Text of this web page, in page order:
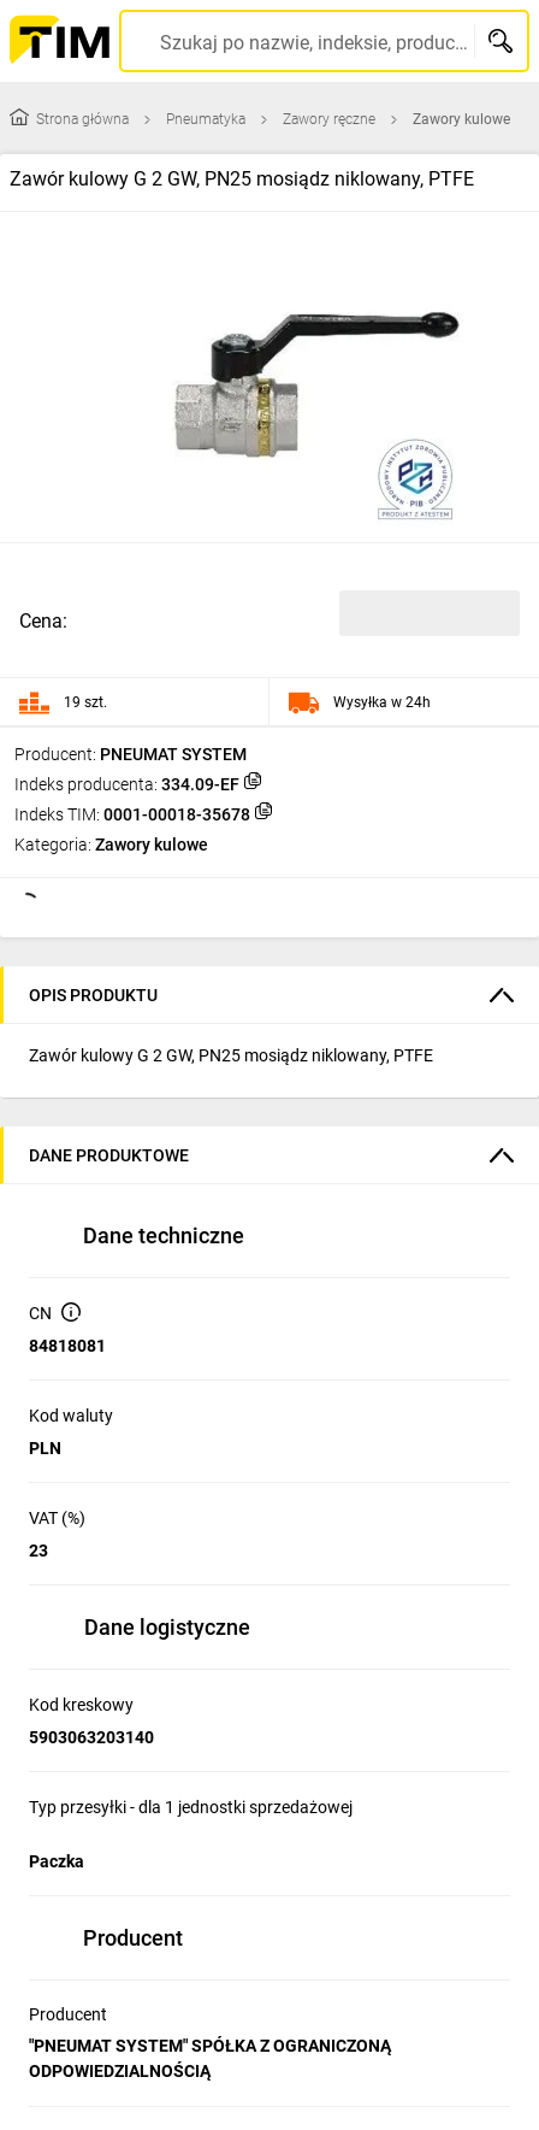
Szukaj po nazwie, indeksie, producencie, kodzie kreskowym...
Strona główna Pneumatyka Zawory ręczne Zawory kulowe
Zawór kulowy G 2 GW, PN25 mosiądz niklowany, PTFE
Producent: PNEUMAT SYSTEM
Indeks producenta: 334.09-EF
Indeks TIM: 0001-00018-35678
Kategoria: Zawory kulowe
Cena:
19 szt. Wysyłka w 24h
OPIS PRODUKTU
Zawór kulowy G 2 GW, PN25 mosiądz niklowany, PTFE
DANE PRODUKTOWE
Dane techniczne
CN
84818081
Kod waluty
PLN
VAT (%)
23
Dane logistyczne
Kod kreskowy
5903063203140
Typ przesyłki - dla 1 jednostki sprzedażowej
Paczka
Producent
Producent
"PNEUMAT SYSTEM" SPÓŁKA Z OGRANICZONĄ
ODPOWIEDZIALNOŚCIĄ